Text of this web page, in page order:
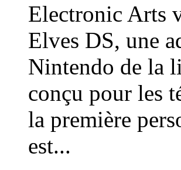
Electronic Arts
Elves DS, une
Nintendo de la
conçu pour les
la première
est...